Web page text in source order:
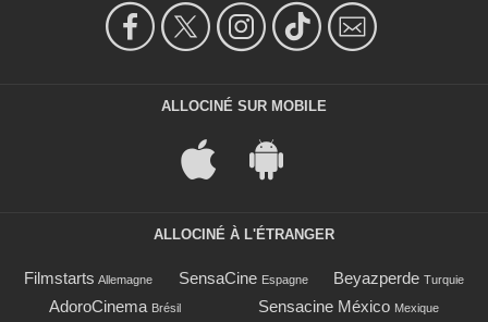
ALLOCINÉ SUR MOBILE
ALLOCINÉ À L'ÉTRANGER
Filmstarts Allemagne SensaCine Espagne Beyazperde Turquie
AdoroCinema Brésil Sensacine México Mexique